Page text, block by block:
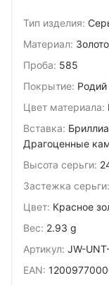
Тип изделия:
Материал: Золото
Проба: 585
Покрытие: Родий
Цвет материала:
Вставка:
Драгоценные
Высота серьги:
Застежка серьги:
Цвет: Красное
Вес: 2.93 g
Артикул: JW-
EAN: